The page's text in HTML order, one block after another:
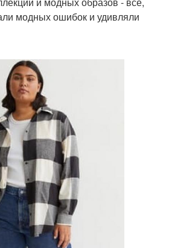
модных ошибок и удивляли